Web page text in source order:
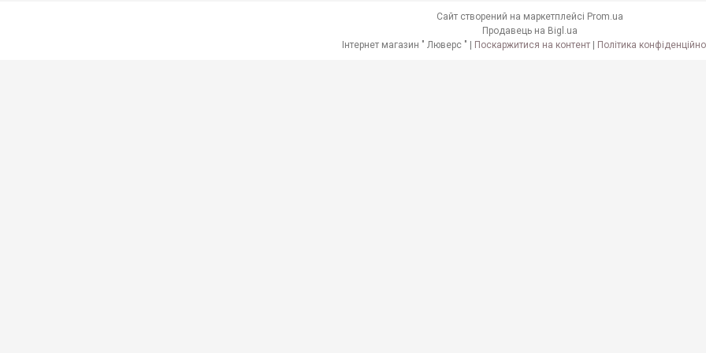
Сайт створений на маркетплейсі Prom.ua
Продавець на Bigl.ua
Інтернет магазин " Люверс " | Поскаржитися на контент | Політика